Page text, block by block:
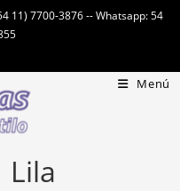
11) 7700-3876 -- Whatsapp: 54
Menú
Lila